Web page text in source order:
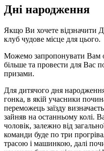
Дні народження
Якщо Ви хочете відзначити
клуб чудове місце для цього.
Можемо запропонувати Вам
більше та провести для Вас
призами.
Для дитячого дня
гонка, в якій учасники
переможець заїзду
зайняв на останньому колі.
чоловік, залежно від
команди буде по три
трасою і машинкою, далі